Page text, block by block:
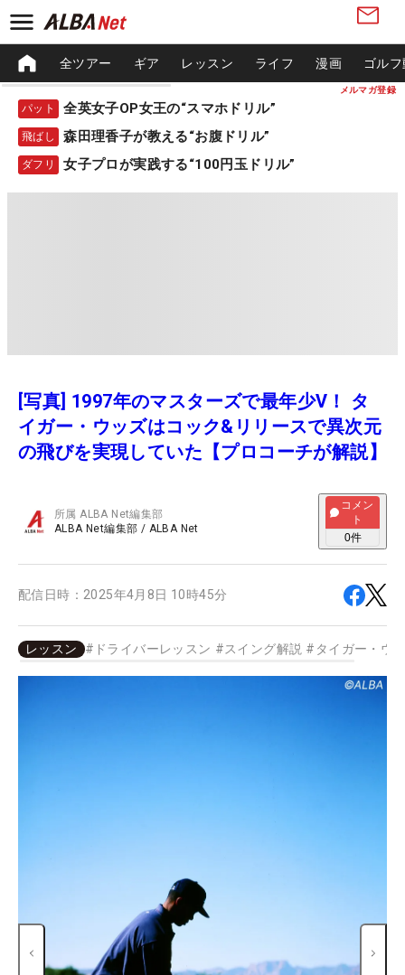
メルマガ登録
全ツアー ギア レッスン ライフ 漫画 ゴル
パット 全英女子OP女王の“スマホドリル”
飛ばし 森田理香子が教える“お腹ドリル”
ダフリ 女子プロが実践する“100円玉ドリル”
[写真] 1997年のマスターズで最年少V！ タ
イガー・ウッズはコック&リリースで異次元
の飛びを実現していた【プロコーチが解説】
所属ALBA Net編集部
ALBA Net編集部 / ALBA Net
コメン
ト
0件
配信日時： 2025年4月8日 10時45分
レッスン # ドライバーレッスン #スイング解説 # タイガー・ウ